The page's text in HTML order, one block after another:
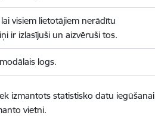
visiem lietotājiem nerādītu
ir izlasījuši un aizvēruši tos.
logs.
izmantots statistisko datu iegūšanai
vietni.